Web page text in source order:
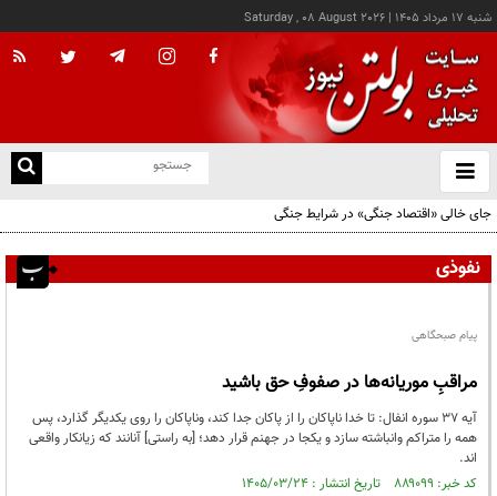
شنبه ۱۷ مرداد ۱۴۰۵ |
Saturday , 08 August 2026
باز
و
جای خالی «اقتصاد جنگی» در شرایط جنگی
نفوذی
پیام صبحگاهی
مراقبِ موریانه‌ها در صفوفِ حق باشید
آیه 37 سوره انفال: تا خدا ناپاکان را از پاکان جدا کند، وناپاکان را روی یکدیگر گذارد، پس
همه را متراکم وانباشته سازد و یکجا در جهنم قرار دهد؛ [به راستی] آنانند که زیانکار واقعی
اند.
کد خبر: ۸۸۹۰۹۹ تاریخ انتشار : ۱۴۰۵/۰۳/۲۴